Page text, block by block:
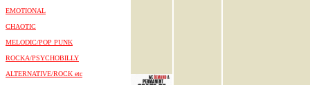
EMOTIONAL
CHAOTIC
MELODIC/POP PUNK
ROCKA/PSYCHOBILLY
ALTERNATIVE/ROCK etc